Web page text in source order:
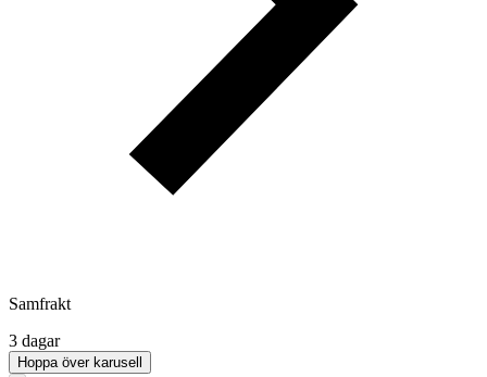
Samfrakt
3 dagar
Hoppa över karusell